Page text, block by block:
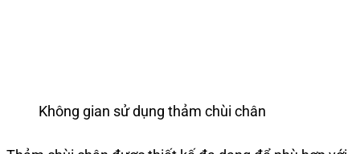
Không gian sử dụng thảm chùi chân